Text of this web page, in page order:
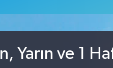
Yarın ve 1